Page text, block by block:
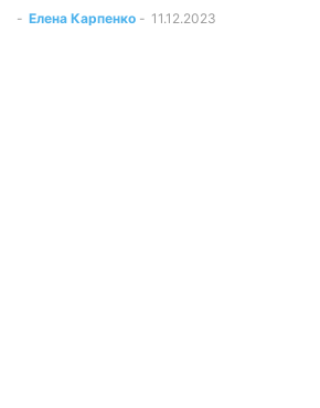
- Елена Карпенко - 11.12.2023